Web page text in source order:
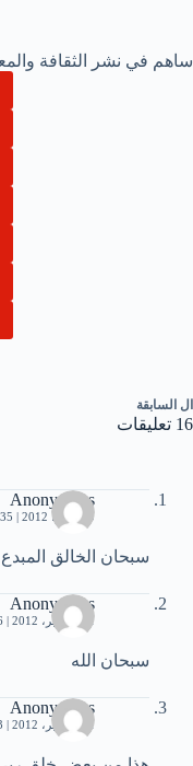
ساهم في نشر الثقافة
ال السابقة
16 تعليقات
Anonymous
10 يونيو، 2012 | 3:35 م
سبحان الخالق المبدع
Anonymous
21 سبتمبر، 2012 | 3:26 ص
سبحان الله
Anonymous
21 سبتمبر، 2012 | 2:03 م